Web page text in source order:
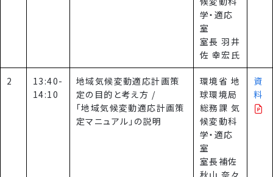
学・適応
室
室長 羽井
佐 幸宏氏
2
13:40-
14:10
地域気候変動適応計画策
定の目的と考え方 /
「地域気候変動適応計画策
定マニュアル」の説明
環境省 地
球環境局
総務課 気
候変動科
学・適応
室
室長補佐
秋山 奈々
資
料